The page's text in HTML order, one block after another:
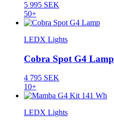
5 995 SEK
50+
LEDX Lights
Cobra Spot G4 Lamp
4 795 SEK
10+
LEDX Lights